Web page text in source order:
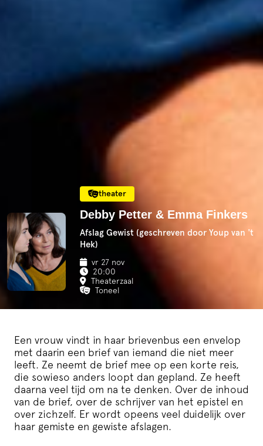
theater
Debby Petter & Emma Finkers
Afslag Gewist (geschreven door Youp van 't
Hek)
vr 27 nov
20:00
Theaterzaal
Toneel
Een vrouw vindt in haar brievenbus een envelop
met daarin een brief van iemand die niet meer
leeft. Ze neemt de brief mee op een korte reis,
die sowieso anders loopt dan gepland. Ze heeft
daarna veel tijd om na te denken. Over de inhoud
van de brief, over de schrijver van het epistel en
over zichzelf. Er wordt opeens veel duidelijk over
haar gemiste en gewiste afslagen.